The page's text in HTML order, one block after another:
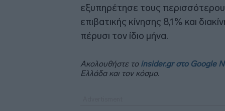
εξυπηρέτησε τους
επιβατικής κίνησης 8,1% και
πέρυσι τον ίδιο μήνα.
Ακολουθήστε το insider.gr στο Google
Ελλάδα και τον κόσμο.